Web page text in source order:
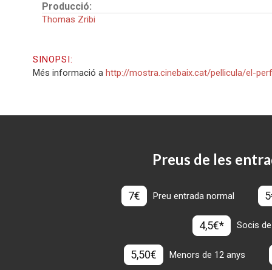
Producció:
Thomas Zribi
SINOPSI:
Més informació ahttp://mostra.cinebaix.cat/pellicula/el-
Preus de les
7€ Preu entrada normal
4,5€* Socis
5,50€ Menors de 12 anys